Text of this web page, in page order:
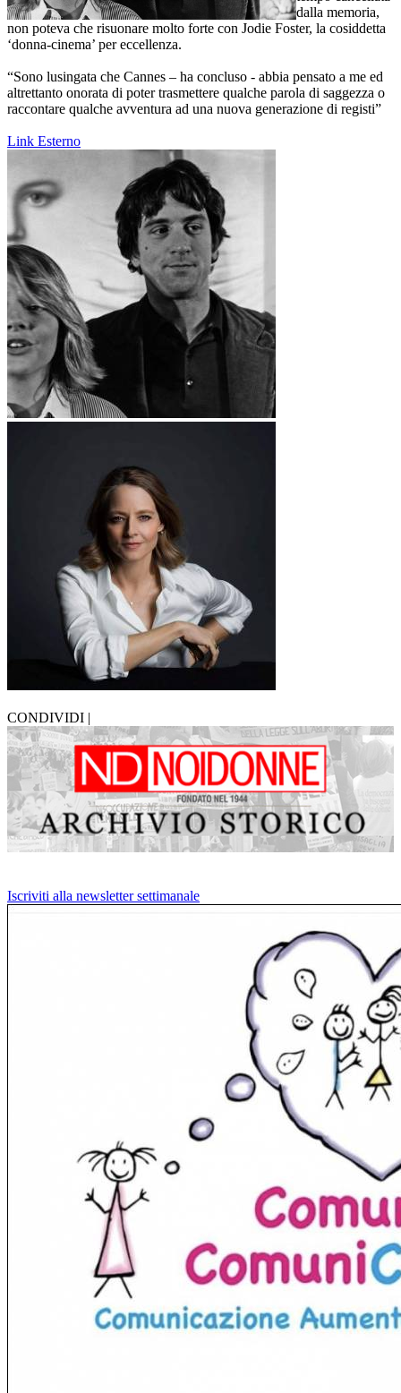
dalla memoria,
non poteva che risuonare molto forte con Jodie Foster, la cosiddetta
‘donna-cinema’ per eccellenza.
“Sono lusingata che Cannes – ha concluso - abbia pensato a me ed
altrettanto onorata di poter trasmettere qualche parola di saggezza o
raccontare qualche avventura ad una nuova generazione di registi”
Link Esterno
CONDIVIDI |
Iscriviti alla newsletter settimanale